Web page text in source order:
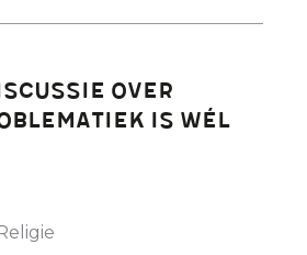
over
is wél